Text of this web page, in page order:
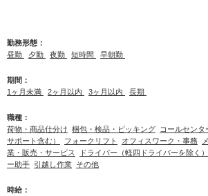
勤務形態：
昼勤
夕勤 夜勤 短時間 早朝勤
期間：
1ヶ月未満
2ヶ月以内 3ヶ月以内 長期
職種：
荷物・商品仕分け 梱包・検品・ピッキング コールセンタ
サポート含む）
フォークリフト オフィスワーク・事務
業・販売・サービス
ドライバー（軽四ドライバーを除く）
ー助手 引越し作業 その他
時給：